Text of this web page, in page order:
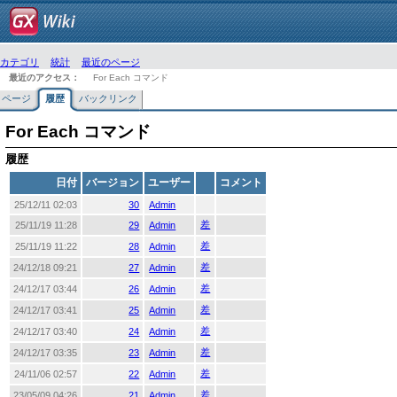
カテゴリ 統計
最近のページ
最近のアクセス：
For Each コマンド
ページ 履歴 バックリンク
For Each コマンド
履歴
日付 バージョン ユーザー コメント
25/12/11 02:03 30
Admin
25/11/19 11:28
29 Admin 差
25/11/19 11:22 28 Admin 差
24/12/18 09:21 27 Admin 差
24/12/17 03:44 26 Admin 差
24/12/17 03:41 25 Admin 差
24/12/17 03:40 24 Admin 差
24/12/17 03:35 23 Admin 差
24/11/06 02:57 22 Admin 差
差